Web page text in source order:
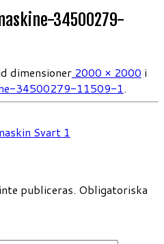
34500279-
dimensioner 2000 × 2000 i
34500279-11509-1.
publiceras. Obligatoriska